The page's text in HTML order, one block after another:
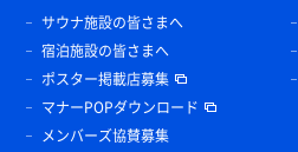
サウナ施設の皆さまへ
宿泊施設の皆さまへ
ポスター掲載店募集
マナーPOPダウンロード
メンバーズ協賛募集